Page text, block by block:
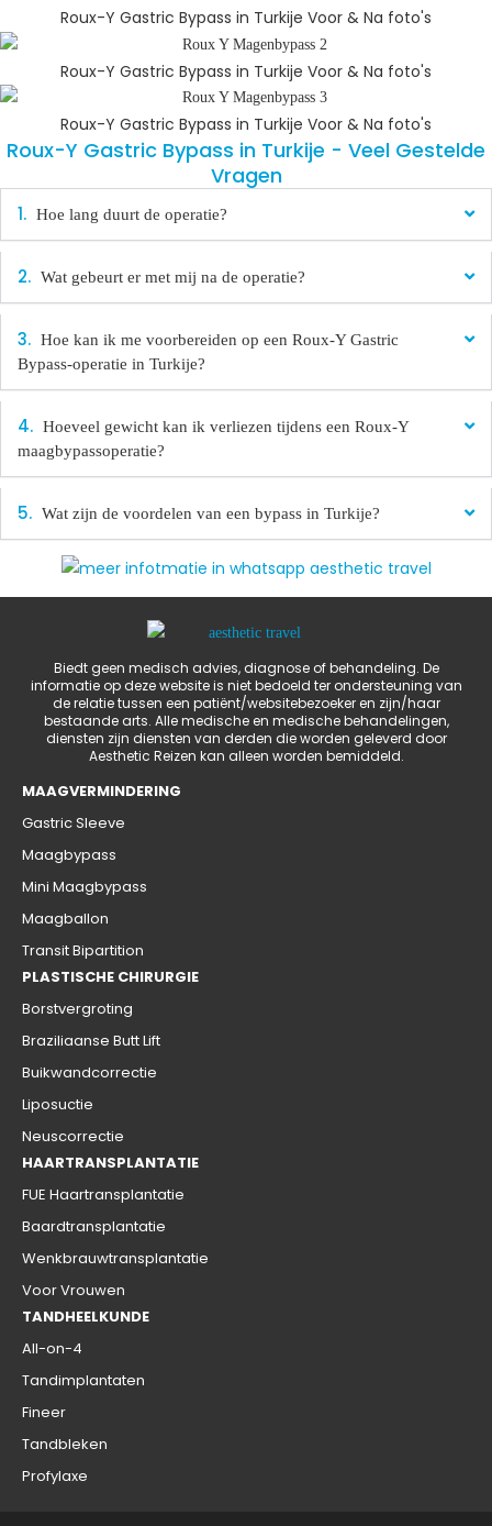
Roux-Y Gastric Bypass in Turkije Voor & Na foto's
Roux-Y Gastric Bypass in Turkije Voor & Na foto's
Roux-Y Gastric Bypass in Turkije Voor & Na foto's
Roux-Y Gastric Bypass in Turkije - Veel Gestelde
Vragen​
Hoe lang duurt de operatie?
Wat gebeurt er met mij na de operatie?
Hoe kan ik me voorbereiden op een Roux-Y Gastric
Bypass-operatie in Turkije?
Hoeveel gewicht kan ik verliezen tijdens een Roux-Y
maagbypassoperatie?
Wat zijn de voordelen van een bypass in Turkije?
Biedt geen medisch advies, diagnose of behandeling. De
informatie op deze website is niet bedoeld ter ondersteuning van
de relatie tussen een patiënt/websitebezoeker en zijn/haar
bestaande arts. Alle medische en medische behandelingen,
diensten zijn diensten van derden die worden geleverd door
Aesthetic Reizen kan alleen worden bemiddeld.
MAAGVERMINDERING
Gastric Sleeve
Maagbypass
Mini Maagbypass
Maagballon
Transit Bipartition
PLASTISCHE CHIRURGIE
Borstvergroting
Braziliaanse Butt Lift
Buikwandcorrectie
Liposuctie
Neuscorrectie
HAARTRANSPLANTATIE
FUE Haartransplantatie
Baardtransplantatie
Wenkbrauwtransplantatie
Voor Vrouwen
TANDHEELKUNDE
All-on-4
Tandimplantaten
Fineer
Tandbleken
Profylaxe